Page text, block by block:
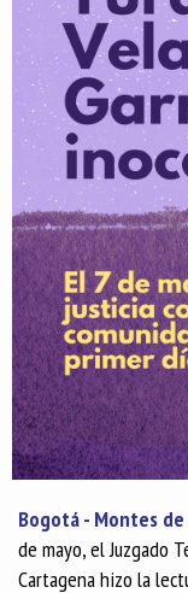
Bogotá - Montes
de mayo, el Juzgado
Cartagena hizo la